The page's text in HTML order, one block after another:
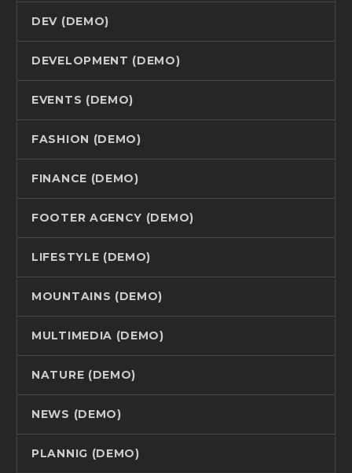
DEV (DEMO)
DEVELOPMENT (DEMO)
EVENTS (DEMO)
FASHION (DEMO)
FINANCE (DEMO)
FOOTER AGENCY (DEMO)
LIFESTYLE (DEMO)
MOUNTAINS (DEMO)
MULTIMEDIA (DEMO)
NATURE (DEMO)
NEWS (DEMO)
PLANNIG (DEMO)